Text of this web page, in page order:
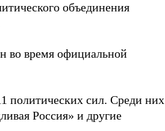
объединения
во время официальной
политических сил. Среди них
Россия» и другие